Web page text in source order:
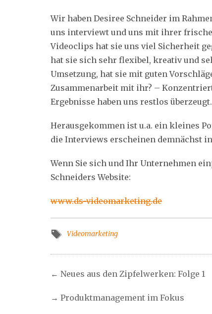
Wir haben Desiree Schneider im
uns interviewt und uns mit ihrer
Videoclips hat sie uns viel Sicherheit
hat sie sich sehr flexibel, kreativ und
Umsetzung, hat sie mit guten
Zusammenarbeit mit ihr? –
Ergebnisse haben uns restlos überzeugt.
Herausgekommen ist u.a. ein kleines
die Interviews erscheinen demnächst
Wenn Sie sich und Ihr Unternehmen
Schneiders Website:
www.ds-videomarketing.de
Videomarketing
← Neues aus den Zipfelwerken: Folge 1
→ Produktmanagement im Fokus